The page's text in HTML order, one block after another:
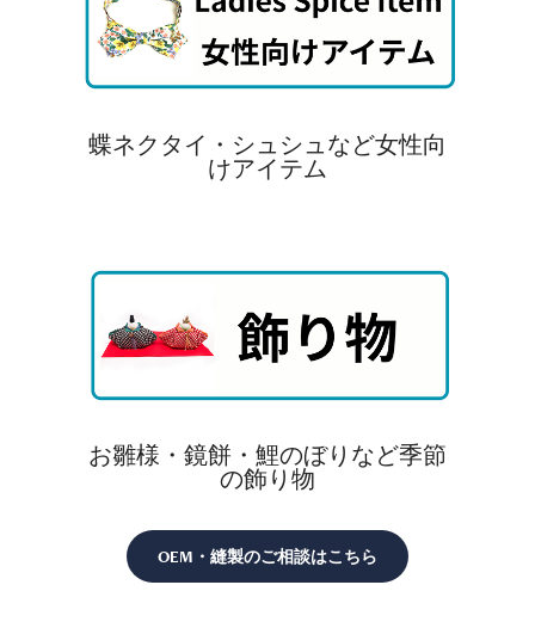
蝶ネクタイ・シュシュなど女性向
けアイテム
お雛様・鏡餅・鯉のぼりなど季節
の飾り物
OEM・縫製のご相談はこちら